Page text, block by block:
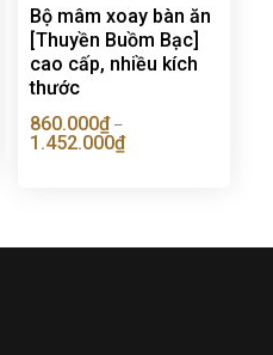
Bộ mâm xoay bàn ăn
[Thuyền Buồm Bạc]
cao cấp, nhiều kích
thước
860.000₫–
1.452.000₫